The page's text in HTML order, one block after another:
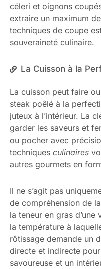
céleri et oignons
extraire un maximum
techniques de coupe
souveraineté culinaire.
La Cuisson à la
La cuisson peut faire
steak poêlé à la
juteux à l’intérieur. La
garder les saveurs et
ou pocher avec
techniques culinaires
autres gourmets en
Il ne s’agit pas
de compréhension de
la teneur en gras
la température à
rôtissage demande un
directe et indirecte
savoureuse et un